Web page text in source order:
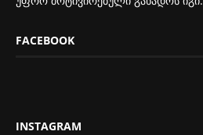
FACEBOOK
INSTAGRAM